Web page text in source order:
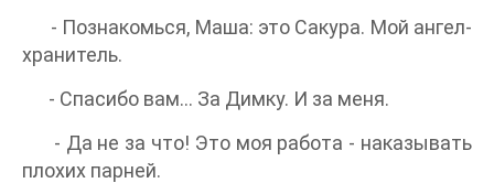
- Познакомься, Маша: это Сакура. Мой ангел-
хранитель.
- Спасибо вам… За Димку. И за меня.
- Да не за что! Это моя работа - наказывать
плохих парней.